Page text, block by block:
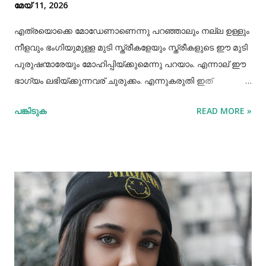
മേയ് 11, 2026
എത്രയൊക്കെ മോഡേണാണെന്നു പറഞ്ഞാലും നല്ല ഉള്ളും
നീളവും ഭംഗിയുമുള്ള മുടി സ്ത്രീകളേയും സ്ത്രീകളുടെ ഈ മുടി
പുരുഷന്മാരേയും മോഹിപ്പിയ്ക്കുമെന്നു പറയാം. എന്നാല് ഈ
ഭാഗ്യം ലഭിയ്ക്കുന്നവര് ചുരുക്കം. എന്നുകരുതി ഇത്
സഹായിക്കുന്ന ചില വഴികളെക്കുറിച്ചറിയൂ,മുടി വളര്‍ച്ചയ്ക്ക്
ചീകുന്നത് ശരിയായ രീതിയിലല്ലെങ്കില്‍ മുടി ജട പിടിക്കാനും
പൊട്ടിപ്പോകാനുമുള്ള സാധ്യതയും കൂടും. മുടി ശരിയായി
ചീകുന്നതിനും ചില വഴികളുണ്ട്. ആമസോണിൽ 80% വരെ
ഓഫറിൽ വ്യത്യസ്ത വിഭാഗത്തിലുള്ള ഉത്പന്നങ്ങൾ
വാങ്ങാവുന്നതിനായി ഇവിടെ ക്ലിക്ക് ചെയ്യുക ദിവസവും
മുടി കഴുകണമെന്നില്ല. ഇത് മുടിയിലെ സ്വാഭാവിക
പങ്കിടുക READ MORE »